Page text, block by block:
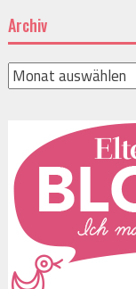
Archiv
Archiv